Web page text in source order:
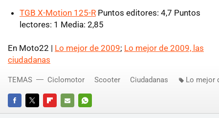
TGB X-Motion 125-R Puntos editores: 4,7 Puntos
lectores: 1 Media: 2,85
En Moto22 | Lo mejor de 2009; Lo mejor de 2009, las
ciudadanas
FACEBOOKTWITTERFLIPBOARD
E-
WHATSAPP
TEMAS Ciclomotor Scooter Ciudadanas Lo mejor